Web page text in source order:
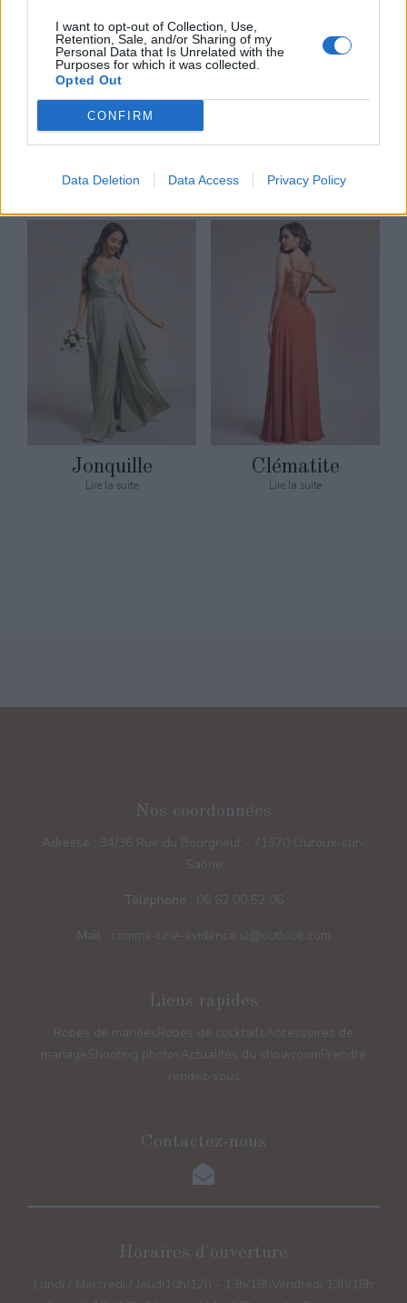
I want to opt-out of Collection, Use,
Retention, Sale, and/or Sharing of my
Personal Data that Is Unrelated with the
Purposes for which it was collected.
Opted Out
CONFIRM
Data Deletion Data Access Privacy Policy
Marguerite Iris
Jonquille
Lire la suite
Clématite
Lire la suite
Nos coordonnées
Adresse : 34/36 Rue du Bourgneuf - 71370 Ouroux-sur-
Saône
Téléphone : 06 62 00 52 06
Mail : comme-une-evidence.sl@outlook.com
Liens rapides
Robes de mariéesRobes de cocktailsAccessoires de
mariageShooting photosActualités du showroomPrendre
rendez-vous
Contactez-nous
Horaires d'ouverture
Lundi / Mercredi / Jeudi10h/12h - 13h/18hVendredi 13h/18h